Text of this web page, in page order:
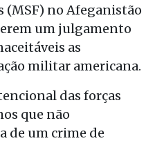
(MSF) no Afeganistão
um julgamento
as
militar americana.
das forças
que não
de um crime de